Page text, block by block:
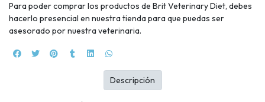
Para poder comprar los productos de Brit Veterinary Diet, debes
hacerlo presencial en nuestra tienda para que puedas ser
asesorado por nuestra veterinaria.
Descripción